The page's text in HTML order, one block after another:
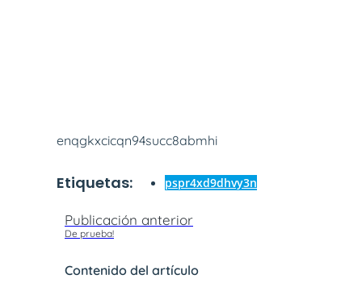
enqgkxcicqn94succ8abmhi
Etiquetas: pspr4xd9dhvy3n
Publicación anterior
De prueba!
Contenido del artículo